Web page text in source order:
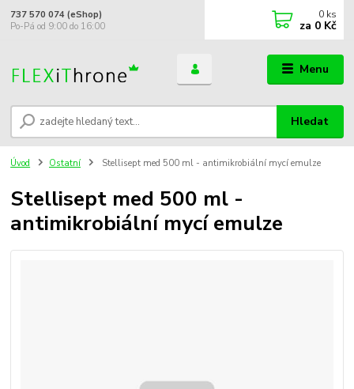
Menu
Hledat
737 570 074 (eShop)
Po-Pá od 9:00 do 16:00
0 ks
za 0 Kč
Úvod Ostatní Stellisept med 500 ml - antimikrobiální mycí emulze
Stellisept med 500 ml -
antimikrobiální mycí emulze